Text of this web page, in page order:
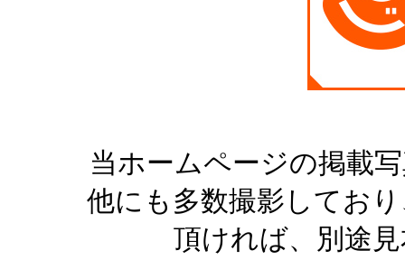
当ホームページの掲載
他にも多数撮影してお
頂ければ、別途